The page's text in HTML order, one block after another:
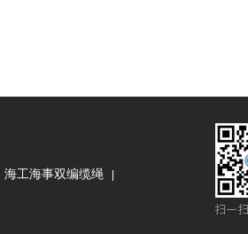
海工海事双编缆绳